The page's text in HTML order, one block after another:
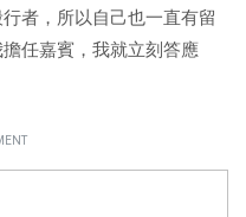
者，所以自己也一直有留
任嘉賓，我就立刻答應